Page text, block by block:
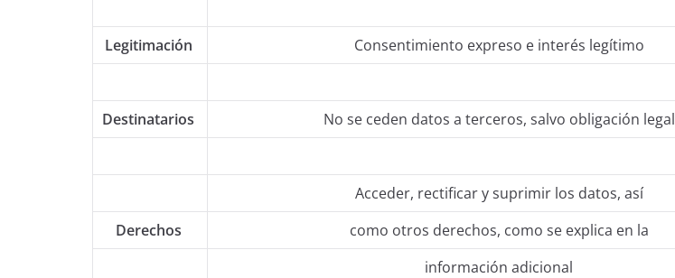
Legitimación Consentimiento expreso e interés legítimo
Destinatarios No se ceden datos a terceros, salvo obligación legal
Acceder, rectificar y suprimir los datos, así
Derechos
como otros derechos, como se explica en la
información adicional